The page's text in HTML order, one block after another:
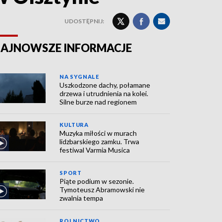
UDOSTĘPNIJ:
INFORMACJE
NA SYGNALE
Uszkodzone dachy, połamane
drzewa i utrudnienia na kolei.
Silne burze nad regionem
KULTURA
Muzyka miłości w murach
lidzbarskiego zamku. Trwa
festiwal Varmia Musica
SPORT
Piąte podium w sezonie.
Tymoteusz Abramowski nie
zwalnia tempa